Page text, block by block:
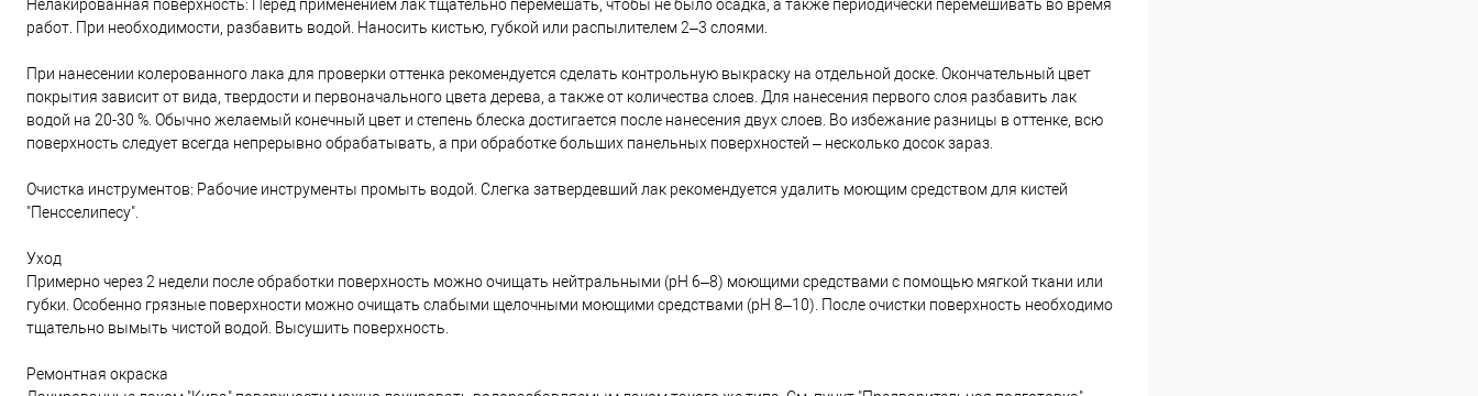
Нелакированная поверхность: Перед применением лак тщательно перемешать, чтобы не было осадка, а также периодически перемешивать во время
работ. При необходимости, разбавить водой. Наносить кистью, губкой или распылителем 2–3 слоями.
При нанесении колерованного лака для проверки оттенка рекомендуется сделать контрольную выкраску на отдельной доске. Окончательный цвет
покрытия зависит от вида, твердости и первоначального цвета дерева, а также от количества слоев. Для нанесения первого слоя разбавить лак
водой на 20-30 %. Обычно желаемый конечный цвет и степень блеска достигается после нанесения двух слоев. Во избежание разницы в оттенке, всю
поверхность следует всегда непрерывно обрабатывать, а при обработке больших панельных поверхностей – несколько досок зараз.
Очистка инструментов: Рабочие инструменты промыть водой. Слегка затвердевший лак рекомендуется удалить моющим средством для кистей
"Пенсселипесу".
Уход
Примерно через 2 недели после обработки поверхность можно очищать нейтральными (pH 6–8) моющими средствами с помощью мягкой ткани или
губки. Особенно грязные поверхности можно очищать слабыми щелочными моющими средствами (pH 8–10). После очистки поверхность необходимо
тщательно вымыть чистой водой. Высушить поверхность.
Ремонтная окраска